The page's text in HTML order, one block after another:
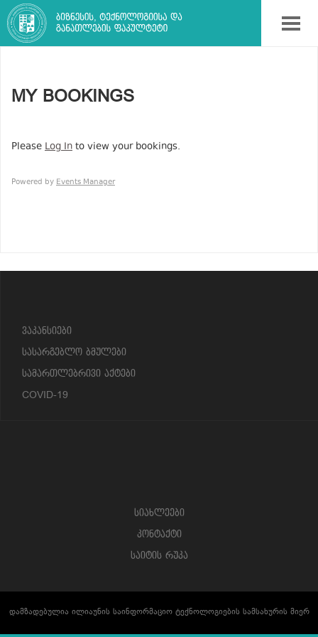
MY BOOKINGS
Please Log In to view your bookings.
Powered by Events Manager
ვაკანსიები
სასარგებლო ბმულები
სამართლებრივი აქტები
COVID-19
სიახლეები
კონტაქტი
საიტის რუკა